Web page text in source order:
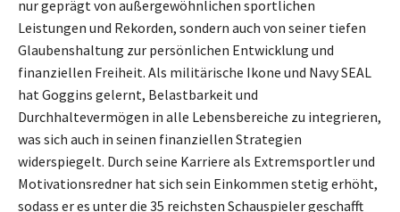
nur geprägt von außergewöhnlichen sportlichen
Leistungen und Rekorden, sondern auch von seiner tiefen
Glaubenshaltung zur persönlichen Entwicklung und
finanziellen Freiheit. Als militärische Ikone und Navy SEAL
hat Goggins gelernt, Belastbarkeit und
Durchhaltevermögen in alle Lebensbereiche zu integrieren,
was sich auch in seinen finanziellen Strategien
widerspiegelt. Durch seine Karriere als Extremsportler und
Motivationsredner hat sich sein Einkommen stetig erhöht,
sodass er es unter die 35 reichsten Schauspieler geschafft